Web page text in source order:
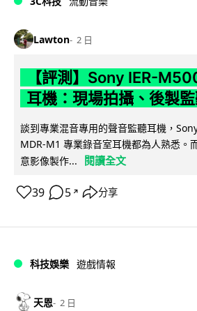
Lawton 2 日
【評測】Sony IER-
耳機：現場拍攝、後製
談到專業混音專用的聲音監聽耳機，
MDR-M1 專業錄音室耳機都為人熟悉。
意影像製作...
閱讀全文
39 5 ↗ 分享
科技娛樂 遊戲情報
天恩 2 日